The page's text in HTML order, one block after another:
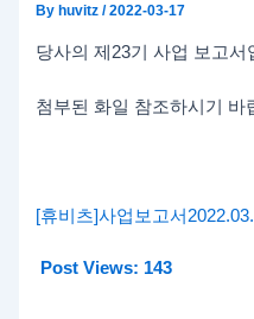
Byhuvitz/2022-03-17
당사의 제23기 사업 보고서
첨부된 화일 참조하시기 바
[휴비츠]사업보고서
Post Views: 143